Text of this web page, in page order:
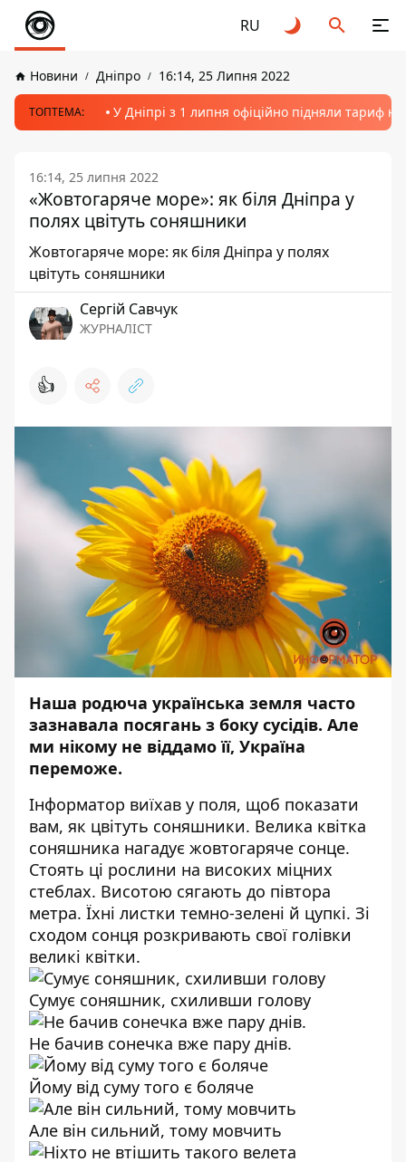
RU
Новини Дніпро 16:14, 25 Липня 2022
ТОПТЕМА: У Дніпрі з 1 липня офіційно підняли тариф
16:14, 25 липня 2022
«Жовтогаряче море»: як біля Дніпра у
полях цвітуть соняшники
Жовтогаряче море: як біля Дніпра у полях
цвітуть соняшники
Сергій Савчук
ЖУРНАЛІСТ
👍
Наша родюча українська земля часто
зазнавала посягань з боку сусідів. Але
ми нікому не віддамо її, Україна
переможе.
Інформатор виїхав у поля, щоб показати
вам, як цвітуть соняшники. Велика квітка
соняшника нагадує жовтогаряче сонце.
Стоять ці рослини на високих міцних
стеблах. Висотою сягають до півтора
метра. Їхні листки темно-зелені й цупкі. Зі
сходом сонця розкривають свої голівки
великі квітки.
Сумує соняшник, схиливши голову
Не бачив сонечка вже пару днів.
Йому від суму того є боляче
Але він сильний, тому мовчить